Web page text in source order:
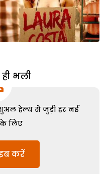
भली
हेल्थ से जुड़ी हर नई
लिए
करें